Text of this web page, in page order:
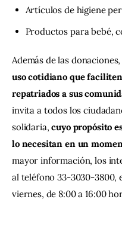
Artículos de higiene
Productos para bebé,
Además de las
uso cotidiano que
repatriados a sus
invita a todos los
solidaria, cuyo propósito
lo necesitan en un
mayor información, los
al teléfono 33-3030-3800,
viernes, de 8:00 a 16:00